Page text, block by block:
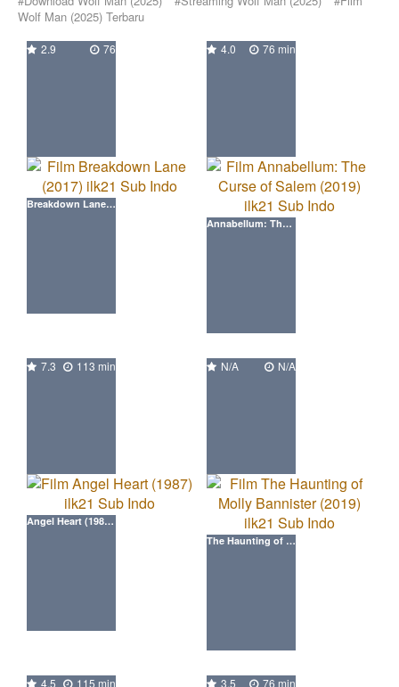
Streaming film online
Wolf Man (2025) Terbaru
2.9 76
Breakdown Lane (2017) ilk21 Movie
4.0 76 min
Annabellum: The Curse of Salem (2019) ilk21 Movie
7.3 113 min
Angel Heart (1987) ilk21 Movie
N/A N/A
The Haunting of Molly Bannister (2019) ilk21 Movie
4.5 115 min 3.5 76 min